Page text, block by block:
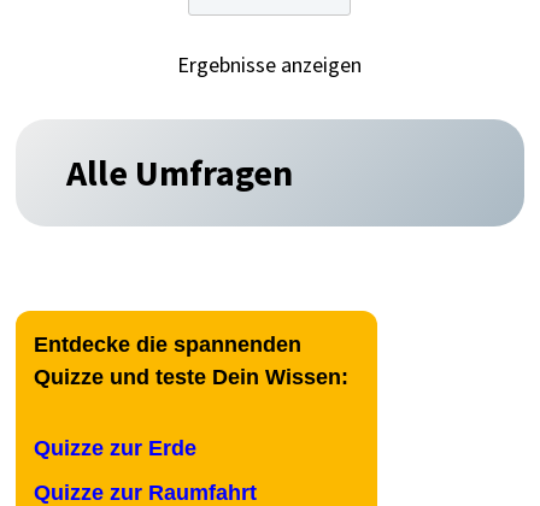
Ergebnisse anzeigen
Alle Umfragen
Entdecke die spannenden
Quizze und teste Dein Wissen:
Quizze zur Erde
Quizze zur Raumfahrt